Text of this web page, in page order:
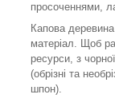
просоченнями,
Капова
матеріал. Щоб
ресурси, з
(обрізні та
шпон).